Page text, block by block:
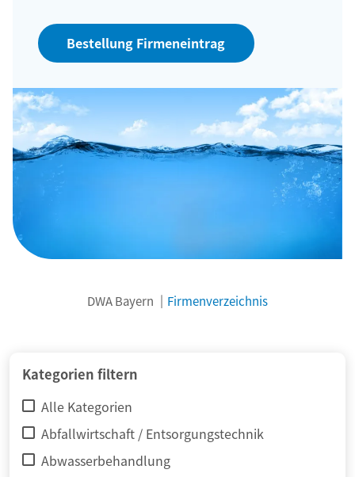
Bestellung Firmeneintrag
DWA Bayern Firmenverzeichnis
Kategorien filtern
Alle Kategorien
Abfallwirtschaft / Entsorgungstechnik
Abwasserbehandlung